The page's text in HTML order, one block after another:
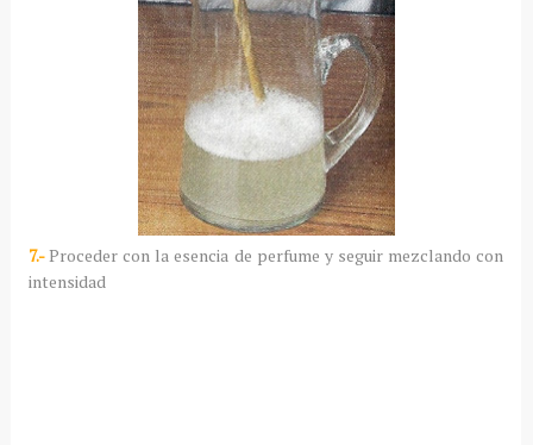
7.-Proceder con la esencia de perfume y seguir mezclando con
intensidad